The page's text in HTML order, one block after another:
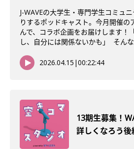
J-WAVEの大学生・専門学生コミュ
りするポッドキャスト。今月開催の
んで、コラボ企画をお届けします！
し、自分には関係ないかも」 そんな
2026.04.15 |00:22:44
13期生募集！
詳しくなろう後